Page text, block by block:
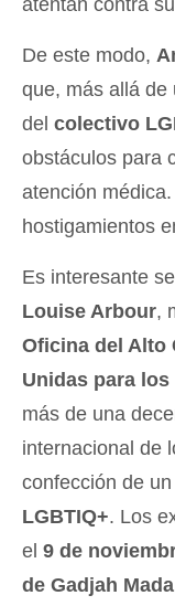
De este modo,
que, más allá de
del colectivo
obstáculos para
atención
hostigamientos
Es interesante
Louise Arbour,
Oficina del Alto
Unidas para
más de una
internacional de
confección de
LGBTIQ+. Los
el 9 de
de Gadjah Mada